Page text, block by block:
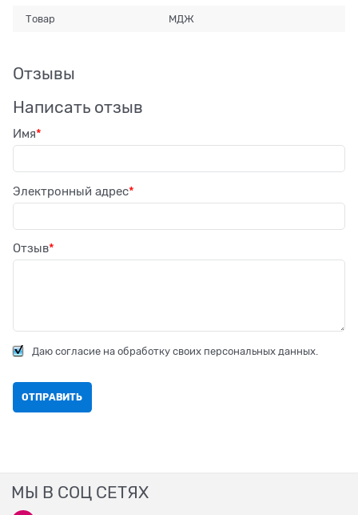
Товар МДЖ
Отзывы
Написать отзыв
Имя
Электронный адрес
Отзыв
Даю согласие на обработку своих персональных данных.
МЫ В СОЦ СЕТЯХ